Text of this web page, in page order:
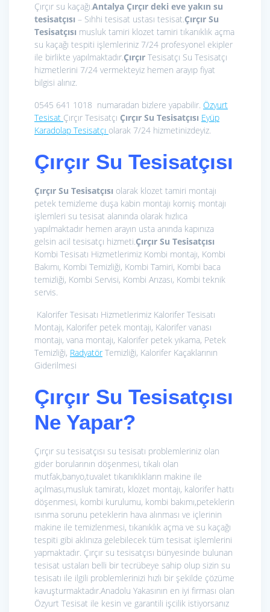
Çırçır su kaçağı.Antalya Çırçır deki eve yakın su
tesisatçısı – Sıhhi tesisat ustası tesisat.Çırçır Su
Tesisatçısı musluk tamiri klozet tamiri tıkanıklık açma
su kaçağı tespiti işlemleriniz 7/24 profesyonel ekipler
ile birlikte yapılmaktadır.Çırçır Tesisatçı Su Tesisatçı
hizmetlerini 7/24 vermekteyiz hemen arayıp fiyat
bilgisi alınız.
0545 641 1018 numaradan bizlere yapabilir. Özyurt
Tesisat Çırçır Tesisatçı Çırçır Su Tesisatçısı Eyüp
Karadolap Tesisatçı olarak 7/24 hizmetinizdeyiz.
Çırçır Su Tesisatçısı
Çırçır Su Tesisatçısı olarak klozet tamiri montajı
petek temizleme duşa kabin montajı korniş montajı
işlemleri su tesisat alanında olarak hızlıca
yapılmaktadır hemen arayın usta anında kapınıza
gelsin acil tesisatçı hizmeti.Çırçır Su Tesisatçısı
Kombi Tesisatı Hizmetlerimiz Kombi montajı, Kombi
Bakımı, Kombi Temizliği, Kombi Tamiri, Kombi baca
temizliği, Kombi Servisi, Kombi Arızası, Kombi teknik
servis.
Kalorifer Tesisatı Hizmetlerimiz Kalorifer Tesisatı
Montajı, Kalorifer petek montajı, Kalorifer vanası
montajı, vana montajı, Kalorifer petek yıkama, Petek
Temizliği, Radyatör Temizliği, Kalorifer Kaçaklarının
Giderilmesi
Çırçır Su Tesisatçısı
Ne Yapar?
Çırçır su tesisatçısı su tesisatı problemleriniz olan
gider borularının döşenmesi, tıkalı olan
mutfak,banyo,tuvalet tıkanıklıkların makine ile
açılması,musluk tamiratı, klozet montajı, kalorifer hattı
döşenmesi, kombi kurulumu, kombi bakımı,peteklerin
ısınma sorunu peteklerin hava alınması ve içlerinin
makine ile temizlenmesi, tıkanıklık açma ve su kaçağı
tespiti gibi aklınıza gelebilecek tüm tesisat işlemlerini
yapmaktadır. Çırçır su tesisatçısı bünyesinde bulunan
tesisat ustaları belli bir tecrübeye sahip olup sizin su
tesisatı ile ilgili problemlerinizi hızlı bir şekilde çözüme
kavuşturmaktadır.Anadolu Yakasının en iyi firması olan
Özyurt Tesisat ile kesin ve garantili işcilik istiyorsanız